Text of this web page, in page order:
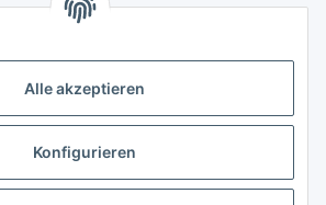
Alle akzeptieren
Konfigurieren